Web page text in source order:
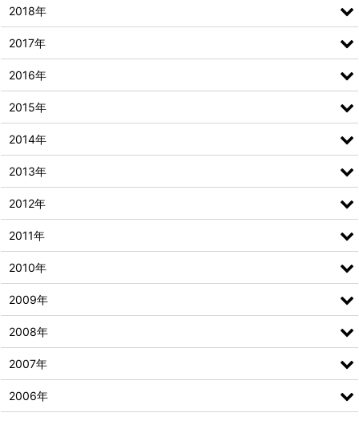
2018年
2017年
2016年
2015年
2014年
2013年
2012年
2011年
2010年
2009年
2008年
2007年
2006年